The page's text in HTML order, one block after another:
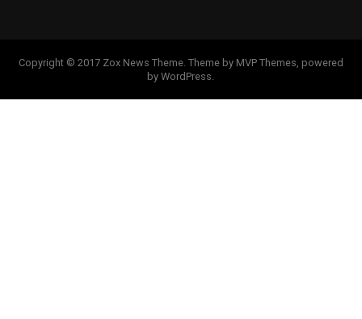
Copyright © 2017 Zox News Theme. Theme by MVP Themes, powered
by WordPress.